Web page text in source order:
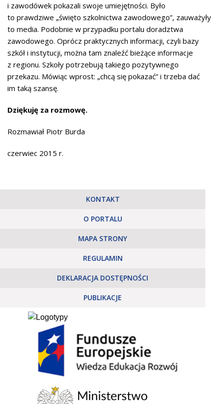
i zawodówek pokazali swoje umiejętności. Było
to prawdziwe „święto szkolnictwa zawodowego”, zauważyły
to media. Podobnie w przypadku portalu doradztwa
zawodowego. Oprócz praktycznych informacji, czyli bazy
szkół i instytucji, można tam znaleźć bieżące informacje
z regionu. Szkoły potrzebują takiego pozytywnego
przekazu. Mówiąc wprost: „chcą się pokazać” i trzeba dać
im taką szansę.
Dziękuję za rozmowę.
Rozmawiał Piotr Burda
czerwiec 2015 r.
KONTAKT
O PORTALU
MAPA STRONY
REGULAMIN
DEKLARACJA DOSTĘPNOŚCI
PUBLIKACJE